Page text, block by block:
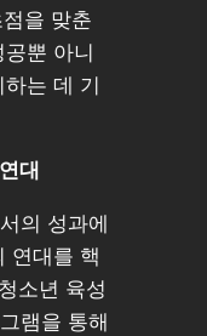
을 맞춘
뿐 아니
는 데 기
대
의 성과에
연대를 핵
소년 육성
램을 통해